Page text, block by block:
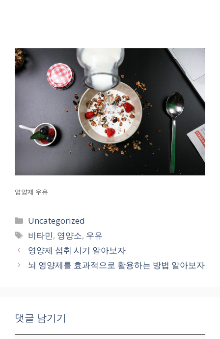
영양제 우유
카
테
고
리
Uncategorized
태
그
비타민, 영양소, 우유
영양제 섭취 시기 알아보자
뇌 영양제를 효과적으로 활용하는 방법 알아보자
댓글 남기기